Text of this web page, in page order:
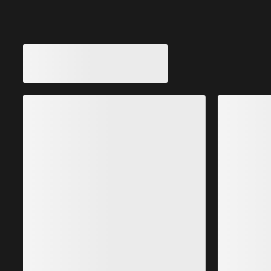
Zapatillas versátiles para correr por montaña en
invierno